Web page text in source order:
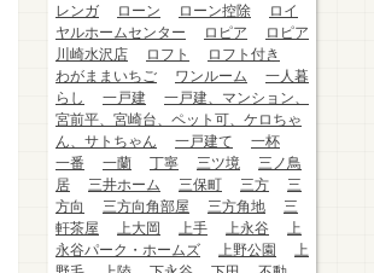
レンガ
ローン ローン控除
ロイ
ヤルホームセンター
ロピア
ロピア
川崎水沢店
ロフト
ロフト付き
わがままいちご
ワンルーム
一人暮
らし
一戸建
一戸建、マンション、
宮前平、宮崎台、ペット可、ケロちゃ
ん、サトちゃん
一戸建て
一杯
一番
一蘭 丁寧 三ツ境
三ノ鳥
居
三井ホーム 三保町 三方
三
方向
三方向角部屋 三方角地
三
軒茶屋
上大岡 上手 上永谷
上
永谷パーク・ホームズ
上野公園
上